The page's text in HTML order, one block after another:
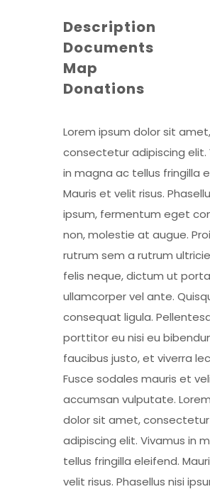
Description
Documents
Map
Donations
Lorem ipsum dolor sit amet,
consectetur adipiscing elit.
in magna ac tellus fringilla
Mauris et velit risus.
ipsum, fermentum eget
non, molestie at augue.
rutrum sem a rutrum
felis neque, dictum ut
ullamcorper vel ante.
consequat ligula.
porttitor eu nisi eu
faucibus justo, et viverra
Fusce sodales mauris et
accumsan vulputate.
dolor sit amet, consectetur
adipiscing elit. Vivamus in
tellus fringilla eleifend.
velit risus. Phasellus nisi